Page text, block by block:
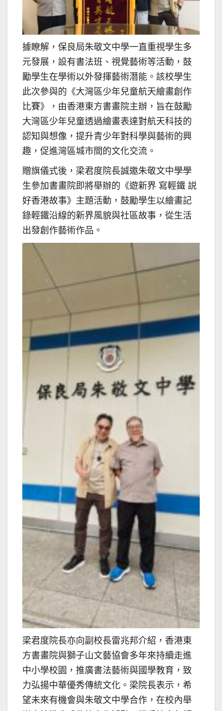
據瞭解，保良局朱敬文中學一直重視學生多
元發展，設有書法班、視覺藝術等活動，鼓
勵學生在學術以外發揮藝術潛能。該校學生
此次參與的《大灣區少年兒童航天繪畫創作
比賽》，由香港東方書畫院主辦，旨在鼓勵
大灣區少年兒童透過繪畫表達對航天科技的
認知與想像，提升青少年對科學與藝術的興
趣，促進灣區城市間的文化交流。
贈旗儀式後，梁君度院長誠邀朱敬文中學學
生參加書畫院即將舉辦的《遊新界 寫輕鐵 説
好香港故事》主題活動，鼓勵學生以繪畫記
錄輕鐵沿線的新界風貌與社區故事，從生活
出發創作藝術作品。
梁君度院長亦向副校長雷兆邦介紹，香港東
方書畫院與獅子山文藝協會多年來持續走進
中小學校園，推廣書法藝術與國學教育，致
力弘揚中華優秀傳統文化。梁院長表示，希
望未來有機會與朱敬文中學合作，在校內舉